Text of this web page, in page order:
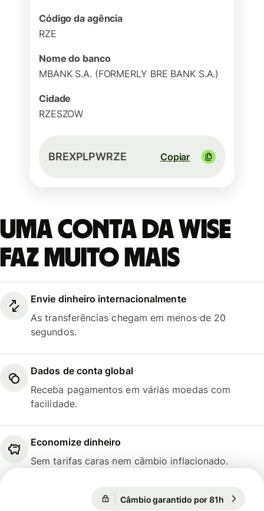
Código da agência
RZE
Nome do banco
MBANK S.A. (FORMERLY BRE BANK S.A.)
Cidade
RZESZOW
BREXPLPWRZE Copiar
Uma conta da Wise
faz muito mais
Envie dinheiro internacionalmente
As transferências chegam em menos de 20
segundos.
Dados de conta global
Receba pagamentos em várias moedas com
facilidade.
Economize dinheiro
Sem tarifas caras nem câmbio inflacionado.
Câmbio garantido por 81h